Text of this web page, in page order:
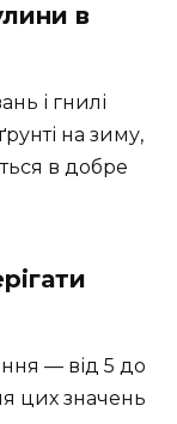
в
і гнилі
на зиму,
в добре
— від 5 до
цих значень